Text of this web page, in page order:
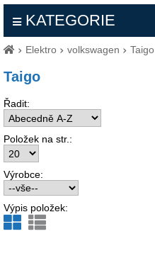
KATEGORIE
Elektro volkswagen Taigo
Taigo
Řadit:
Položek na str.:
Výrobce:
Výpis položek: